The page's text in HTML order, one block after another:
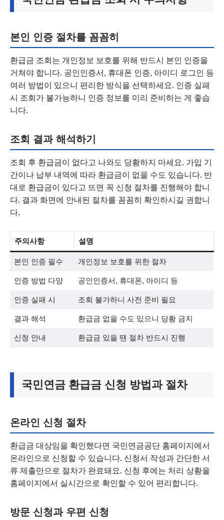
본인 인증 절차를 꼼꼼히
환급금 조회는 개인정보 보호를 위해 반드시 본인 인증을
거쳐야 합니다. 공인인증서, 휴대폰 인증, 아이디 로그인 등
여러 방법이 있으니 편리한 방식을 선택하세요. 인증 실패
시 조회가 불가능하니 인증 정보를 미리 준비하는 게 좋습
니다.
조회 결과 해석하기
조회 후 환급금이 없다고 나와도 당황하지 마세요. 가입 기
간이나 납부 내역에 따라 환급금이 없을 수도 있습니다. 반
대로 환급금이 있다고 뜨면 꼭 신청 절차를 진행해야 합니
다. 결과 화면에 안내된 절차를 꼼꼼히 확인하시길 권합니
다.
주의사항 설명
본인 인증 필수 개인정보 보호를 위한 절차
인증 방법 다양 공인인증서, 휴대폰, 아이디 등
인증 실패 시 조회 불가하니 사전 준비 필요
결과 해석 환급금 없을 수도 있으니 당황 금지
신청 안내 환급금 있을 땐 절차 반드시 진행
국민연금 환급금 신청 방법과 절차
온라인 신청 절차
환급금 대상임을 확인했다면 국민연금공단 홈페이지에서
온라인으로 신청할 수 있습니다. 신청서 작성과 간단한 서
류 제출만으로 절차가 완료돼요. 신청 후에는 처리 상황을
홈페이지에서 실시간으로 확인할 수 있어 편리합니다.
방문 신청과 우편 신청